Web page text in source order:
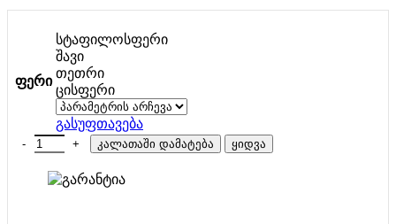
ფერი
სტაფილოსფერი
შავი
თეთრი
ცისფერი
გასუფთავება
რაოდენობა: ავტომოდელი(რეპლიკა )MERCEDES-BENZ
კალათაში დამატება ყიდვა